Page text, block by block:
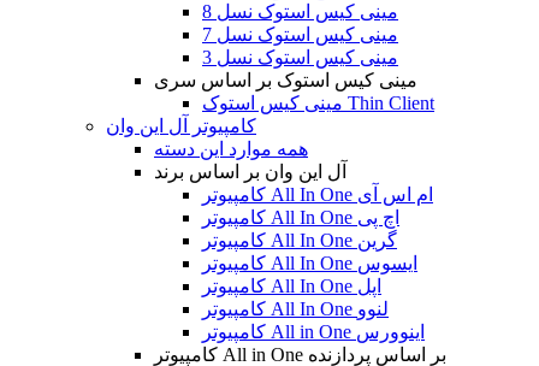
مینی کیس استوک نسل 8
مینی کیس استوک نسل 7
مینی کیس استوک نسل 3
مینی کیس استوک بر اساس سری
مینی کیس استوک Thin Client
کامپیوتر آل این وان
همه موارد این دسته
آل این وان بر اساس برند
کامپیوتر All In One ام اس آی
کامپیوتر All In One اچ پی
کامپیوتر All In One گرین
کامپیوتر All In One ایسوس
کامپیوتر All In One اپل
کامپیوتر All In One لنوو
کامپیوتر All in One اینوورس
کامپیوتر All in One بر اساس پردازنده